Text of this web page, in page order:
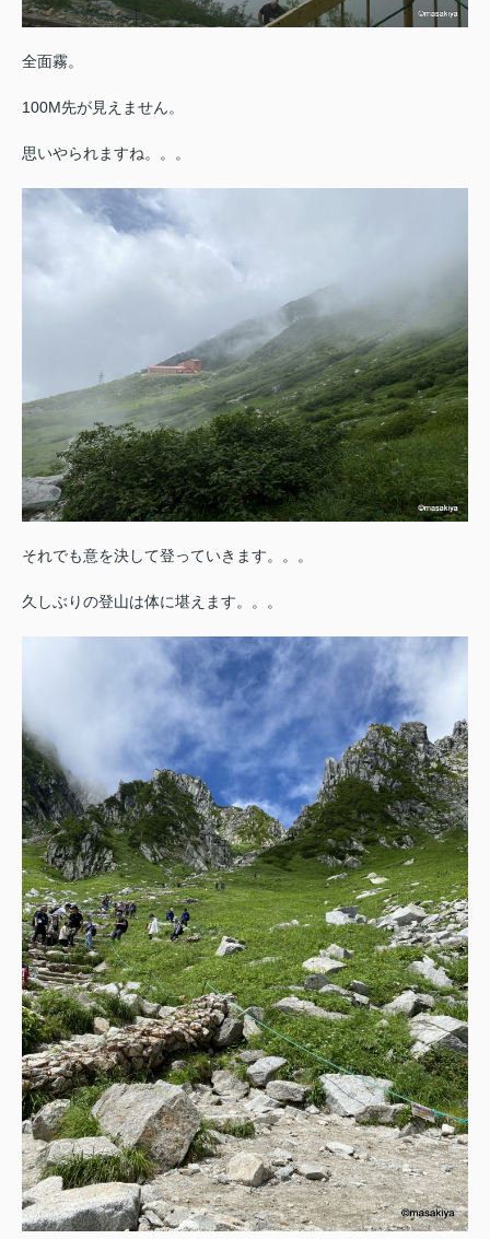
全面霧。
100M先が見えません。
思いやられますね。。。
それでも意を決して登っていきます。。。
久しぶりの登山は体に堪えます。。。